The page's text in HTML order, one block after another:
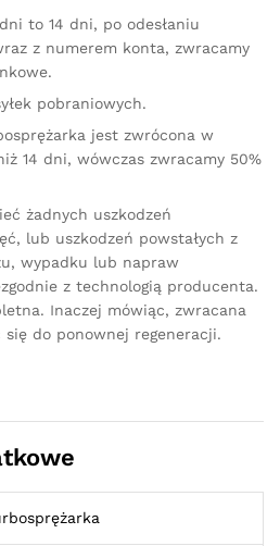
to 14 dni, po odesłaniu
z numerem konta, zwracamy
pobraniowych.
jest zwrócona w
14 dni, wówczas zwracamy 50%
żadnych uszkodzeń
lub uszkodzeń powstałych z
wypadku lub napraw
z technologią producenta.
Inaczej mówiąc, zwracana
do ponownej regeneracji.